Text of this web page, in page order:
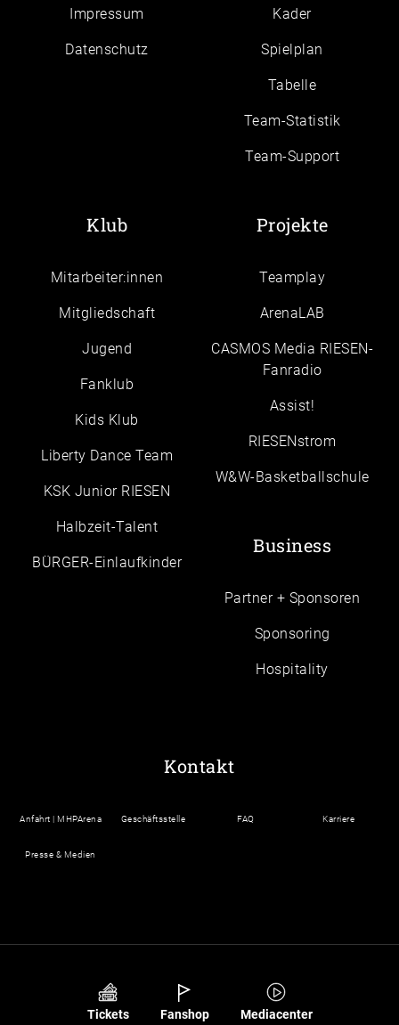
Impressum
Daten­schutz
Kader
Spielplan
Tabelle
Team-Statistik
Team-Support
Klub
Mitarbeiter:innen
Mitgliedschaft
Jugend
Fanklub
Kids Klub
Liberty Dance Team
KSK Junior RIESEN
Halbzeit-Talent
BÜRGER-Einlaufkinder
Projekte
Teamplay
ArenaLAB
CASMOS Media RIESEN-
Fanradio
Assist!
RIESENstrom
W&W-Basketballschule
Business
Partner + Sponsoren
Sponsoring
Hospitality
Kontakt
Anfahrt | MHPArena Geschäftsstelle FAQ Karriere
Presse & Medien
Tickets Fanshop Mediacenter